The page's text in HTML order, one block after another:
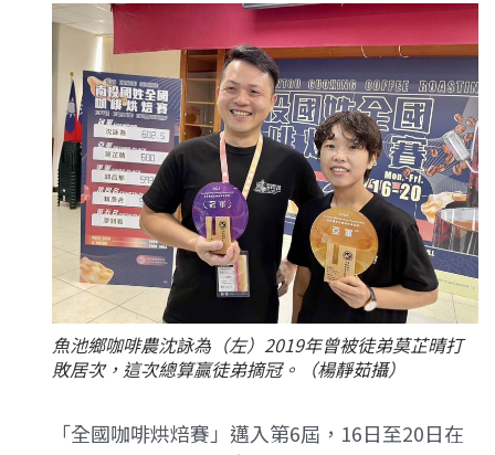
魚池鄉咖啡農沈詠為（左）2019年曾被徒弟莫芷晴打
敗居次，這次總算贏徒弟摘冠。（楊靜茹攝）
「全國咖啡烘焙賽」邁入第6屆，16日至20日在